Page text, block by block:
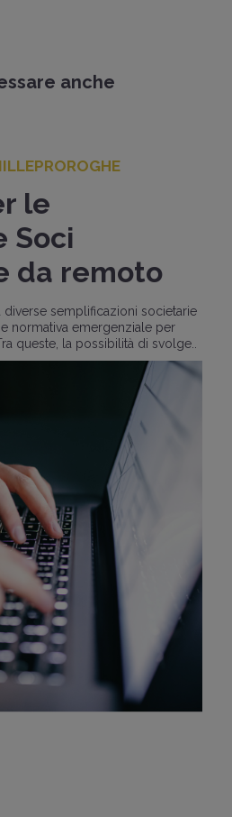
anche
remoto
semplificazioni societarie
emergenziale per
la possibilità di svolge..